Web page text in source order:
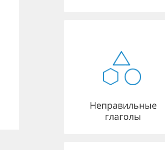
Неправильные
глаголы